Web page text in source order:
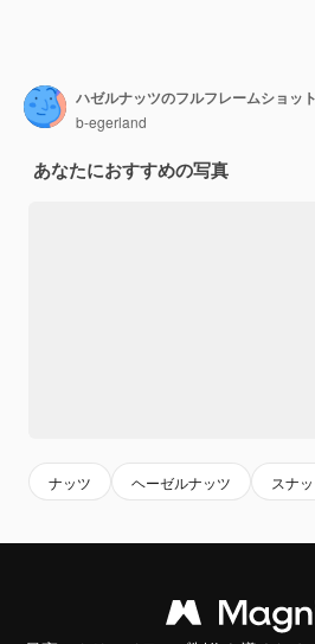
ハゼルナッツのフルフレームショット
b-egerland
あなたにおすすめの写真
ナッツ ヘーゼルナッツ スナ